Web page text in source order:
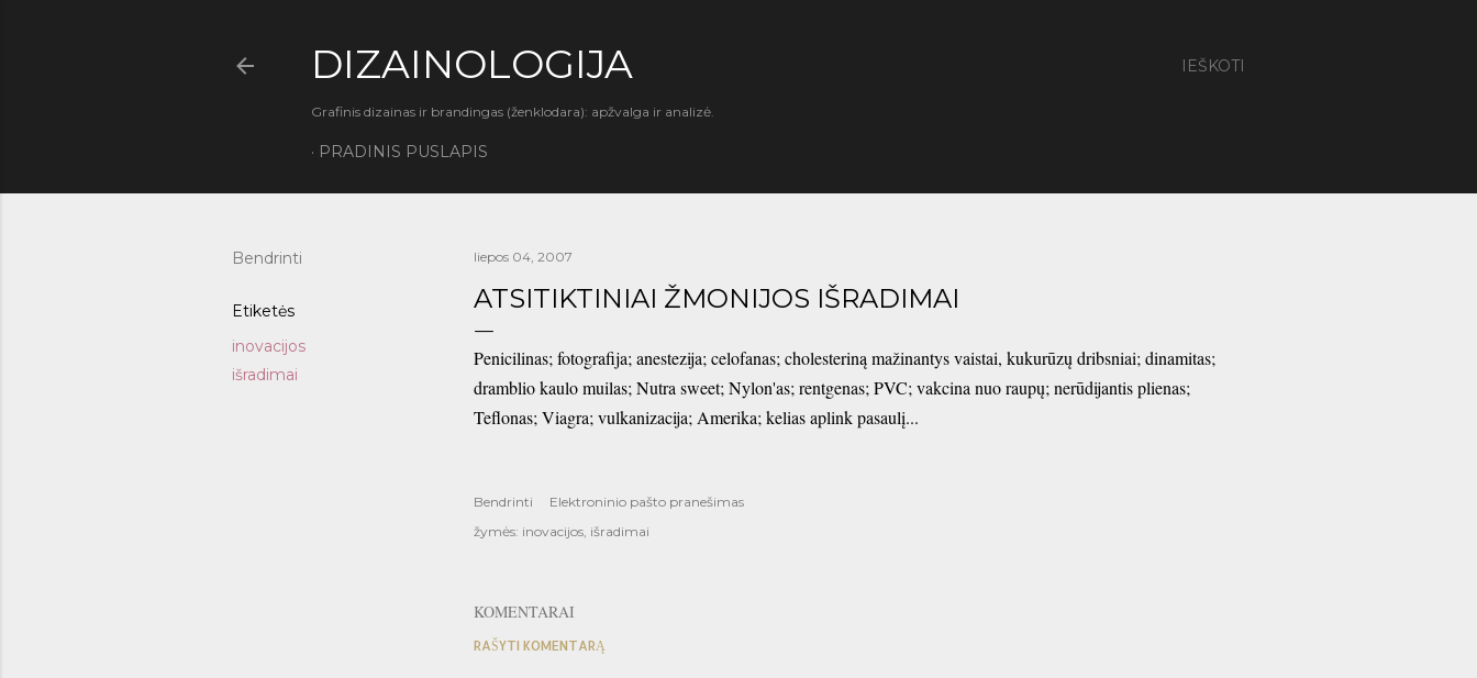
IEŠKOTI
DIZAINOLOGIJA
Grafinis dizainas ir brandingas (ženklodara): apžvalga ir analizė.
PRADINIS PUSLAPIS
Bendrinti
Etiketės
inovacijos
išradimai
liepos 04, 2007
ATSITIKTINIAI ŽMONIJOS IŠRADIMAI
Penicilinas; fotografija; anestezija; celofanas; cholesteriną mažinantys vaistai, kukurūzų dribsniai; dinamitas;
dramblio kaulo muilas; Nutra sweet; Nylon'as; rentgenas; PVC; vakcina nuo raupų; nerūdijantis plienas;
Teflonas; Viagra; vulkanizacija; Amerika; kelias aplink pasaulį...
Bendrinti
Elektroninio pašto pranešimas
žymės: inovacijos išradimai
KOMENTARAI
RAŠYTI KOMENTARĄ